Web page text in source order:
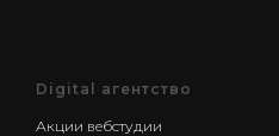
Digital агентство
Акции вебстудии